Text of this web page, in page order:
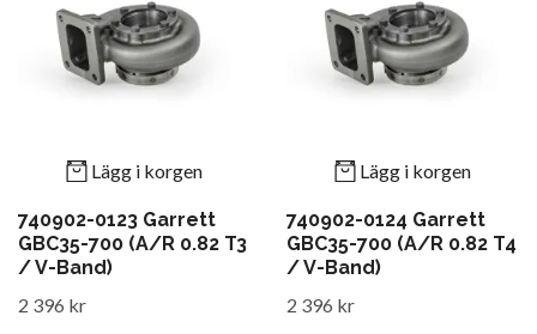
Lägg i korgen
740902-0123 Garrett
GBC35-700 (A/R 0.82 T3
/ V-Band)
2 396 kr
Lägg i korgen
740902-0124 Garrett
GBC35-700 (A/R 0.82 T4
/ V-Band)
2 396 kr